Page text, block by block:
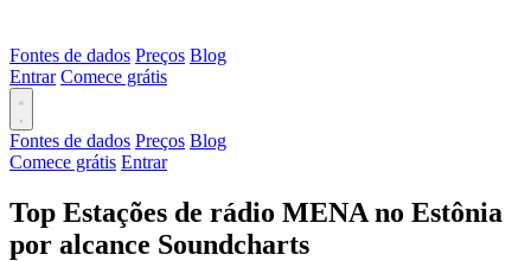
Fontes de dados Preços Blog
Entrar Comece grátis
Fontes de dados Preços Blog
Comece grátis Entrar
Top Estações de rádio MENA no Estônia
por alcance Soundcharts